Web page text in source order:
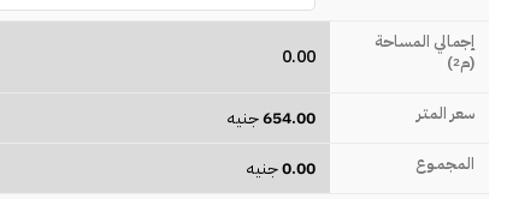
إجمالي المساحة
(م2
)
0.00
سعر المتـر 654.00جنيه
المجمـوع 0.00جنيه